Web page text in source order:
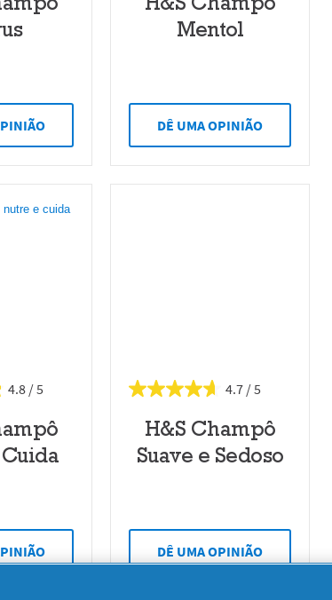
Mentol
DÊ UMA OPINIÃO
4.8 4.7
H&S Champô
Suave e Sedoso
DÊ UMA OPINIÃO